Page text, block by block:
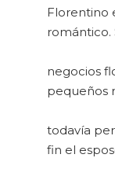
Florentino
romántico.
negocios
pequeños
todavía
fin el